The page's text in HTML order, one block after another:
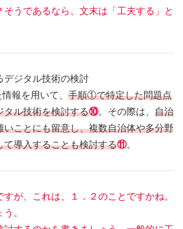
そうであるなら、文末は「工夫する」と
ジタル技術の検討
報を用いて、 手順①で特定した問題点
タル技術を検討する⑩。その際は、 自治
いことにも留意し、複数自治体や多分野
て導入することも検討する⑪。
が、これは、１．２のことですかね。
。